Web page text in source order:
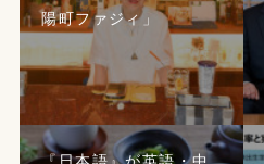
陽町ファジィ」
『日本語』が英語・中